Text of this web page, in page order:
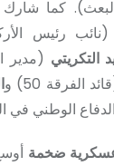
كما
(نائب رئيس
(مدير
الفرقة 50) و
الوطني في
ضخمة